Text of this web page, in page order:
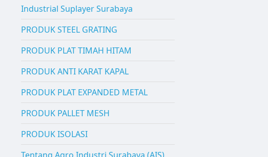
Industrial Suplayer Surabaya
PRODUK STEEL GRATING
PRODUK PLAT TIMAH HITAM
PRODUK ANTI KARAT KAPAL
PRODUK PLAT EXPANDED METAL
PRODUK PALLET MESH
PRODUK ISOLASI